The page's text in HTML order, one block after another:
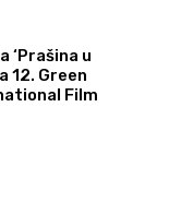
‘Prašina u
12. Green
Film